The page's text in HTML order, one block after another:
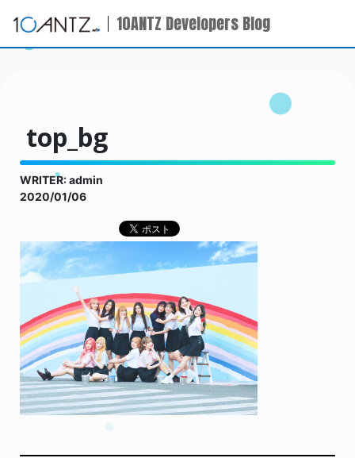
10ANTZ Developers Blog
top_bg
WRITER: admin
2020/01/06